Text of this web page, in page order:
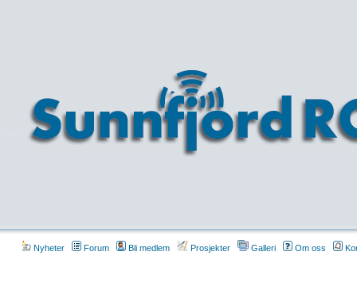
Nyheter Forum Bli medlem Prosjekter Galleri Om oss